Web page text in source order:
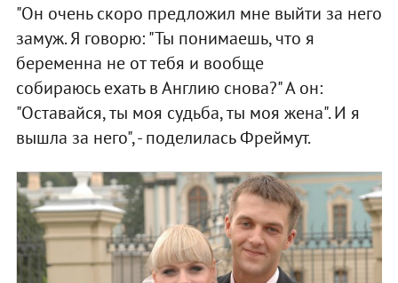
"Он очень скоро предложил мне выйти за него
замуж. Я говорю: "Ты понимаешь, что я
беременна не от тебя и вообще
собираюсь ехать в Англию снова?" А он:
"Оставайся, ты моя судьба, ты моя жена". И я
вышла за него", - поделилась Фреймут.